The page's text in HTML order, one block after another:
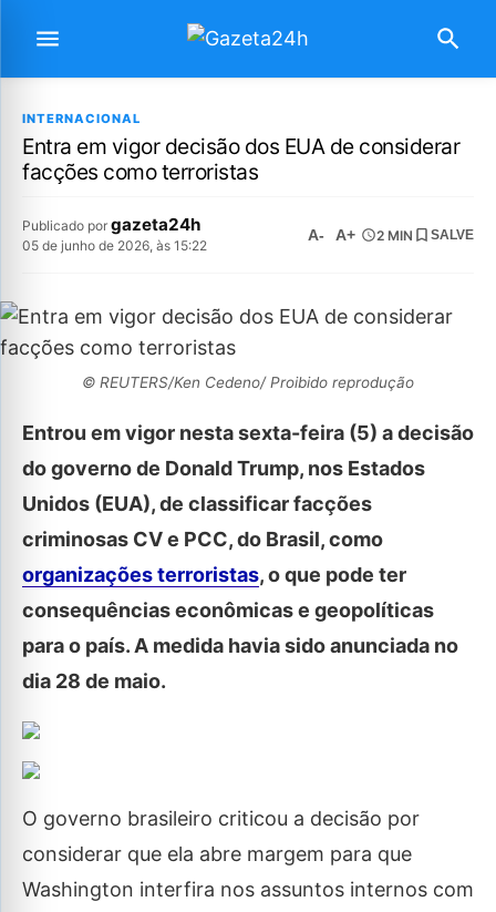
INTERNACIONAL
Entra em vigor decisão dos EUA de considerar
facções como terroristas
Publicado por gazeta24h
05 de junho de 2026, às 15:22
A- A+ 2 MIN SALVE
© REUTERS/Ken Cedeno/ Proibido reprodução
Entrou em vigor nesta sexta-feira (5) a decisão
do governo de Donald Trump, nos Estados
Unidos (EUA), de classificar facções
criminosas CV e PCC, do Brasil, como
organizações terroristas, o que pode ter
consequências econômicas e geopolíticas
para o país. A medida havia sido anunciada no
dia 28 de maio.
O governo brasileiro criticou a decisão por
considerar que ela abre margem para que
Washington interfira nos assuntos internos com